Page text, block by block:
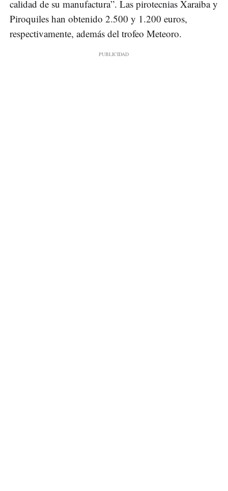
calidad de su manufactura”. Las pirotecnias Xaraiba y
Piroquiles han obtenido 2.500 y 1.200 euros,
respectivamente, además del trofeo Meteoro.